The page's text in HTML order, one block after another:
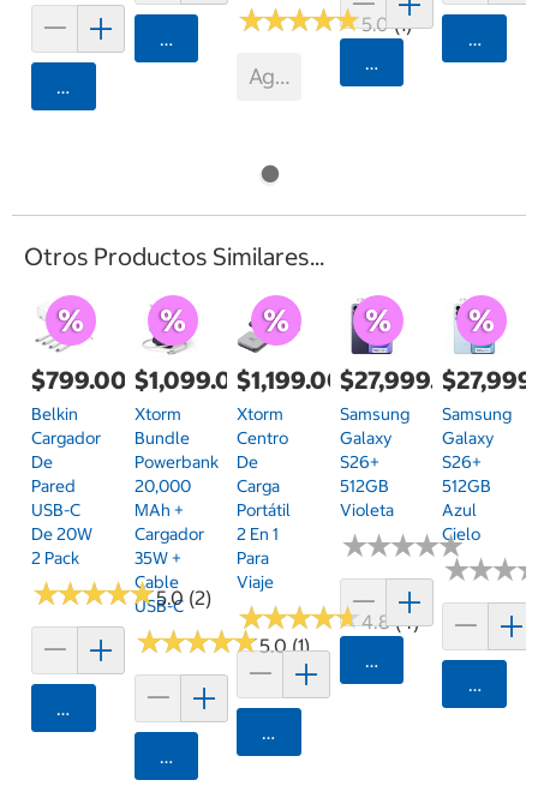
Agregar
Agregar ★★★★★
★★★★★5.0 (1)
Agotado Agregar
Otros Productos Similares...
$799.00
Belkin
Cargador
De
Pared
USB-C
De 20W
2 Pack
★★★★★
★★★★★5.0 (2)
Agregar
$1,099.00
Xtorm
Bundle
Powerbank
20,000
MAh +
Cargador
35W +
Cable
USB-C
★★★★★
★★★★★5.0 (1)
Agregar
$1,199.00
Xtorm
Centro
De
Carga
Portátil
2 En 1
Para
Viaje
★★★★★
★★★★★4.8 (4)
Agregar
$27,999.00
Samsung
Galaxy
S26+
512GB
Violeta
★★★★★
★★★★★
Agregar
Samsung
Galaxy
S26+
512GB
Azul
Cielo
★★★
★★★